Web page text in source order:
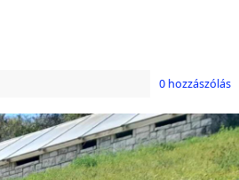
0 hozzászólás